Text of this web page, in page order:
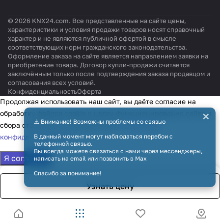
Узнать цену
© 2026 KNX24.com. Все представленные на сайте цены,
характеристики и условия продажи товаров носят справочный
характер и не являются публичной офертой в смысле
соответствующих норм гражданского законодательства.
Оформление заказа на сайте является направлением заявки на
приобретение товара. Договор купли-продажи считается
заключённым только после подтверждения заказа продавцом и
согласования всех условий.
КонфиденциальностьОферта
⚠️ Внимание! Возможны проблемы со связью
В данный момент могут наблюдаться перебои с
телефонной связью.
Вы всегда можете связаться с нами через мессенджеры,
написать на email или позвонить в Max
Спасибо за понимание!
×
Продолжая использовать наш сайт, вы даёте согласие на
обработку файлов cookie в целях функционирования сайта и
сбора статистики в соответствии сполитикой
конфиденциальности
Я согласен